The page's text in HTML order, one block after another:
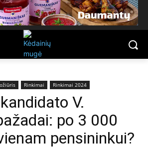
Rinkimai Rinkimai 2024
V.
po 3 000
pensininkui?